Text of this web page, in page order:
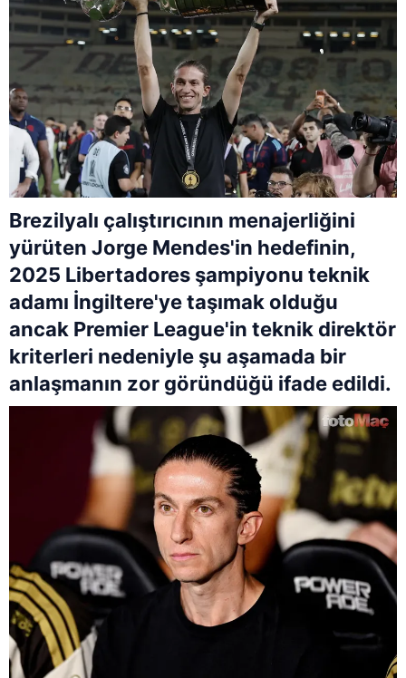
Brezilyalı çalıştırıcının menajerliğini
yürüten Jorge Mendes'in hedefinin,
2025 Libertadores şampiyonu teknik
adamı İngiltere'ye taşımak olduğu
ancak Premier League'in teknik direktör
kriterleri nedeniyle şu aşamada bir
anlaşmanın zor göründüğü ifade edildi.